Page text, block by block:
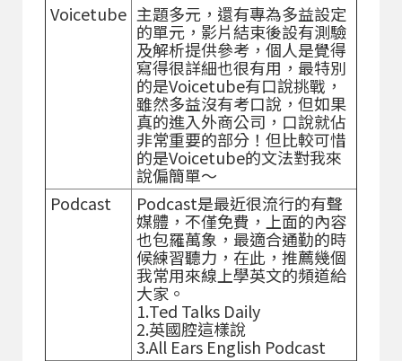
Voicetube 主題多元，還有專為多益設定
的單元，影片結束後設有測驗
及解析提供參考，個人是覺得
寫得很詳細也很有用，最特別
的是Voicetube有口說挑戰，
雖然多益沒有考口說，但如果
真的進入外商公司，口說就佔
非常重要的部分！但比較可惜
的是Voicetube的文法對我來
說偏簡單～
Podcast
Podcast是最近很流行的有聲
媒體，不僅免費，上面的內容
也包羅萬象，最適合通勤的時
候練習聽力，在此，推薦幾個
我常用來線上學英文的頻道給
大家。
1.Ted Talks Daily
2.英國腔這樣說
3.All Ears English Podcast